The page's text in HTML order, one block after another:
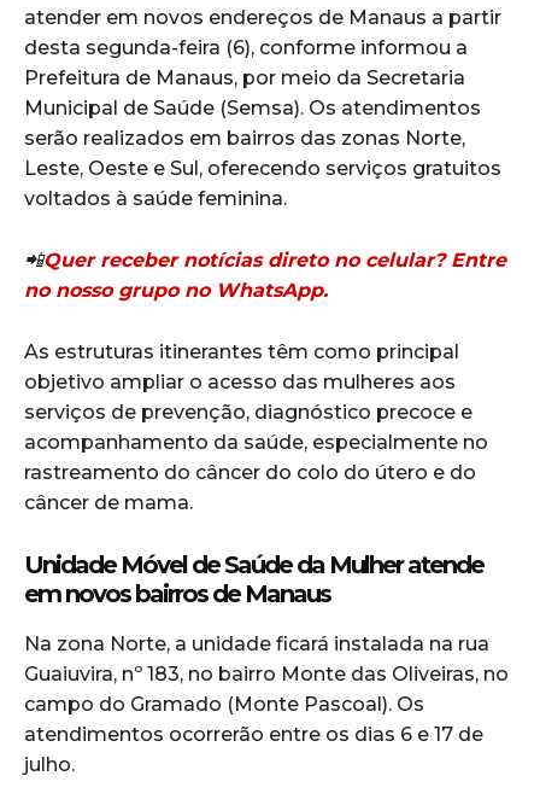
atender em novos endereços de Manaus a partir
desta segunda-feira (6), conforme informou a
Prefeitura de Manaus, por meio da Secretaria
Municipal de Saúde (Semsa). Os atendimentos
serão realizados em bairros das zonas Norte,
Leste, Oeste e Sul, oferecendo serviços gratuitos
voltados à saúde feminina.
📲Quer receber notícias direto no celular? Entre
no nosso grupo no WhatsApp.
As estruturas itinerantes têm como principal
objetivo ampliar o acesso das mulheres aos
serviços de prevenção, diagnóstico precoce e
acompanhamento da saúde, especialmente no
rastreamento do câncer do colo do útero e do
câncer de mama.
Unidade Móvel de Saúde da Mulher atende
em novos bairros de Manaus
Na zona Norte, a unidade ficará instalada na rua
Guaiuvira, nº 183, no bairro Monte das Oliveiras, no
campo do Gramado (Monte Pascoal). Os
atendimentos ocorrerão entre os dias 6 e 17 de
julho.